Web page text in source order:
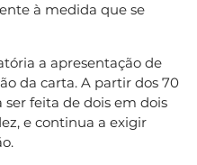
à medida que se
a apresentação de
da carta. A partir dos 70
ser feita de dois em dois
e continua a exigir